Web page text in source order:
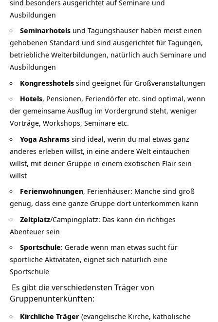
sind besonders ausgerichtet auf Seminare und
Ausbildungen
Seminarhotels und Tagungshäuser haben meist einen
gehobenen Standard und sind ausgerichtet für Tagungen,
betriebliche Weiterbildungen, natürlich auch Seminare und
Ausbildungen
Kongresshotels sind geeignet für Großveranstaltungen
Hotels, Pensionen, Feriendörfer etc. sind optimal, wenn
der gemeinsame Ausflug im Vordergrund steht, weniger
Vorträge, Workshops, Seminare etc.
Yoga Ashrams sind ideal, wenn du mal etwas ganz
anderes erleben willst, in eine andere Welt eintauchen
willst, mit deiner Gruppe in einem exotischen Flair sein
willst
Ferienwohnungen, Ferienhäuser: Manche sind groß
genug, dass eine ganze Gruppe dort unterkommen kann
Zeltplatz/Campingplatz: Das kann ein richtiges
Abenteuer sein
Sportschule: Gerade wenn man etwas sucht für
sportliche Aktivitäten, eignet sich natürlich eine
Sportschule
Es gibt die verschiedensten Träger von
Gruppenunterkünften:
Kirchliche Träger (evangelische Kirche, katholische